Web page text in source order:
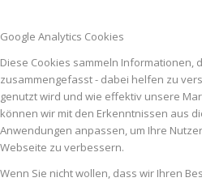
Google Analytics Cookies
Diese Cookies sammeln Informationen,
zusammengefasst - dabei helfen zu
genutzt wird und wie effektiv unsere
können wir mit den Erkenntnissen aus
Anwendungen anpassen, um Ihre
Webseite zu verbessern.
Wenn Sie nicht wollen, dass wir Ihren